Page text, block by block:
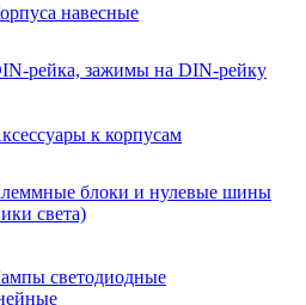
навесные
рейка, зажимы на DIN-рейку
к корпусам
блоки и нулевые шины
света)
светодиодные